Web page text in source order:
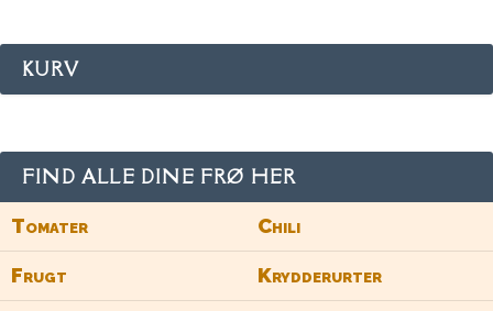
KURV
FIND ALLE DINE FRØ HER
Tomater Chili
Frugt Krydderurter